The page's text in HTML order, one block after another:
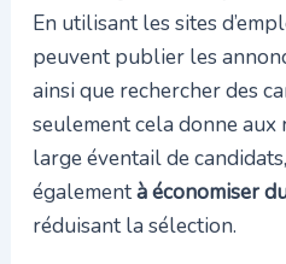
En utilisant les sites
peuvent publier les
ainsi que rechercher des
seulement cela donne aux
large éventail de
égalementà économiser
réduisant la sélection.